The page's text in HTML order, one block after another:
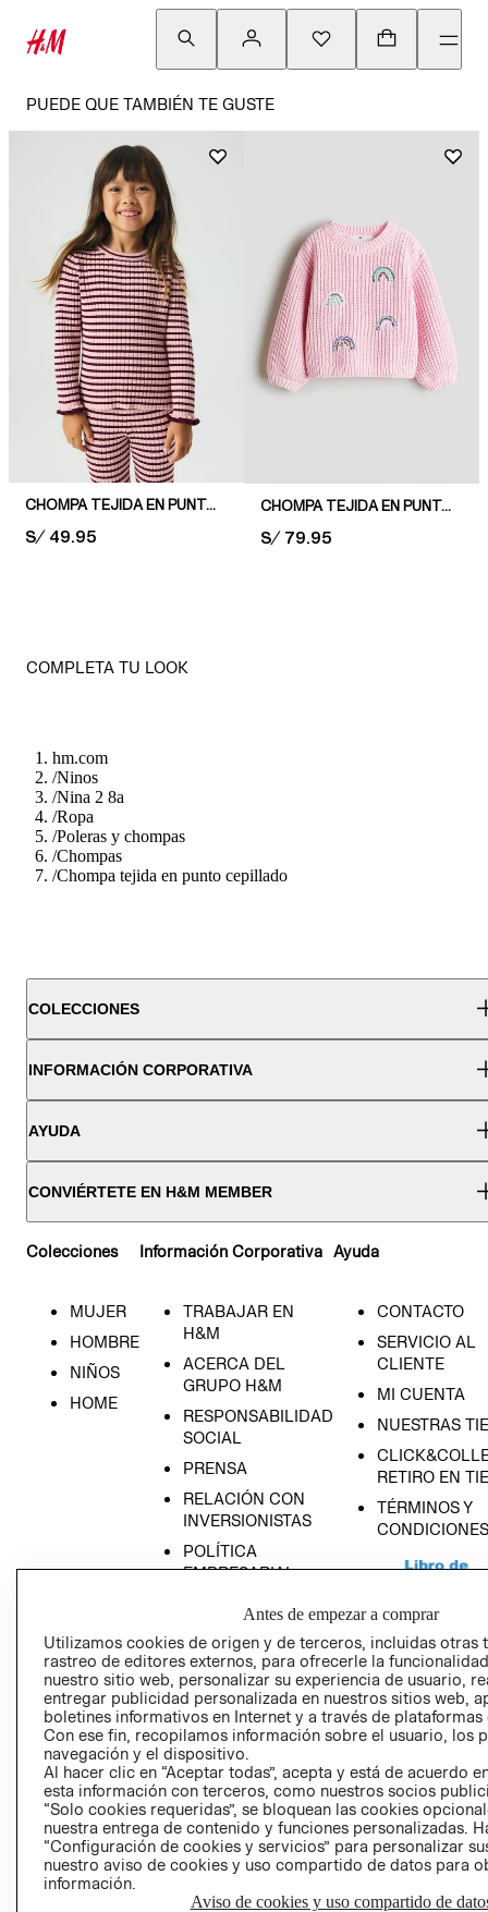
PUEDE QUE TAMBIÉN TE GUSTE
CHOMPA TEJIDA EN PUNTO ACANALADO
PRICE:
S/ 49.95
CHOMPA TEJIDA EN PUNTO DE CHENILLA
PRICE:
S/ 79.95
COMPLETA TU LOOK
hm.com
/Ninos
/Nina 2 8a
/Ropa
/Poleras y chompas
/Chompas
/Chompa tejida en punto cepillado
COLECCIONES
INFORMACIÓN CORPORATIVA
AYUDA
CONVIÉRTETE EN H&M MEMBER
Colecciones
MUJER
HOMBRE
NIÑOS
HOME
Información Corporativa
TRABAJAR EN
H&M
ACERCA DEL
GRUPO H&M
RESPONSABILIDAD
SOCIAL
PRENSA
RELACIÓN CON
INVERSIONISTAS
POLÍTICA
EMPRESARIAL
Ayuda
CONTACTO
SERVICIO AL
CLIENTE
MI CUENTA
NUESTRAS
RETIRO EN
TÉRMINOS Y
CONDICIONES
AVISO DE
PRIVACIDAD
GIFT CARD
Antes de empezar a comprar
Utilizamos cookies de origen y de terceros, incluidas otras
rastreo de editores externos, para ofrecerle la
nuestro sitio web, personalizar su experiencia de usuario,
entregar publicidad personalizada en nuestros sitios web,
boletines informativos en Internet y a través de plataformas
Con ese fin, recopilamos información sobre el usuario, los
navegación y el dispositivo.
Al hacer clic en “Aceptar todas”, acepta y está de acuerdo
esta información con terceros, como nuestros socios
“Solo cookies requeridas”, se bloquean las cookies
nuestra entrega de contenido y funciones personalizadas.
“Configuración de cookies y servicios” para personalizar
nuestro aviso de cookies y uso compartido de datos para
información.
Aviso de cookies y uso compartido de